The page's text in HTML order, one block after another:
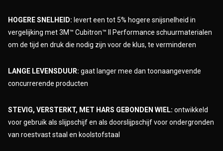
HOGERE SNELHEID: levert een tot 5% hogere snijsnelheid in
vergelijking met 3M™ Cubitron™ II Performance schuurmaterialen
om de tijd en druk die nodig zijn voor de klus, te verminderen
LANGE LEVENSDUUR: gaat langer mee dan toonaangevende
concurrerende producten
STEVIG, VERSTERKT, MET HARS GEBONDEN WIEL: ontwikkeld
voor gebruik als slijpschijf en als doorslijpschijf voor ondergronden
van roestvast staal en koolstofstaal